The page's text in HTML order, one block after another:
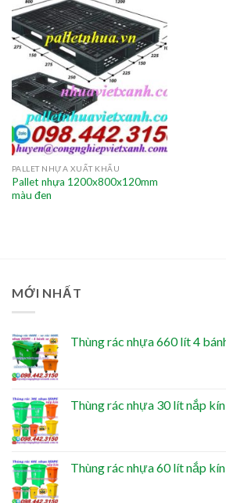
PALLET NHỰA XUẤT KHẨU
Pallet nhựa 1200x800x120mm
màu đen
MỚI NHẤT
Thùng rác nhựa 660 lít 4
Thùng rác nhựa 30 lít nắp
Thùng rác nhựa 60 lít nắp